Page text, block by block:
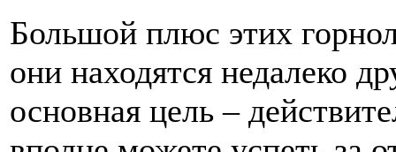
Большой плюс этих
они находятся недалеко
основная цель –